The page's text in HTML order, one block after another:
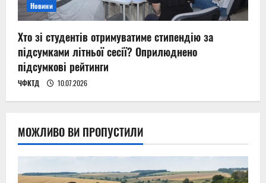
Новини
Хто зі студентів отримуватиме стипендію за
підсумками літньої сесії? Оприлюднено
підсумкові рейтинги
ЧФКТД 10.07.2026
МОЖЛИВО ВИ ПРОПУСТИЛИ